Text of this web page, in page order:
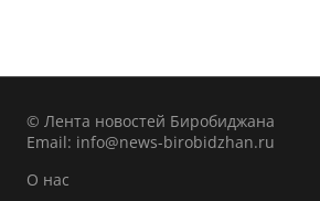
© Лента новостей Биробиджана
Email: info@news-birobidzhan.ru
О нас